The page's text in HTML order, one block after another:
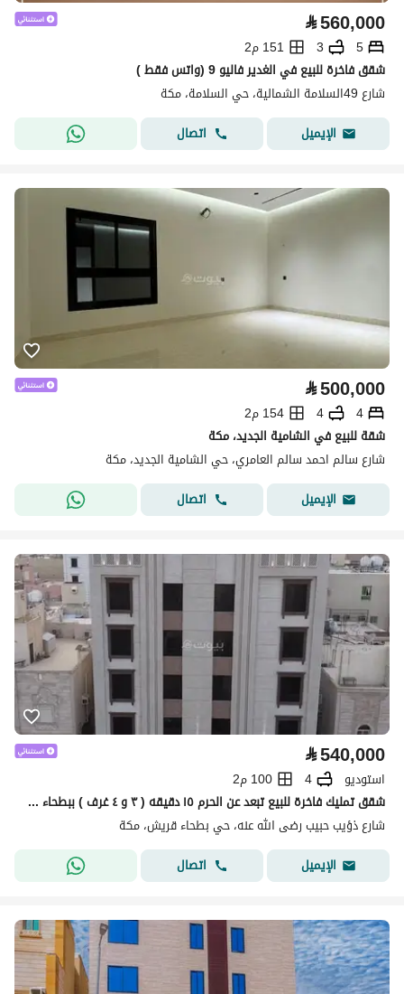
⃁560,000
5
3
151 م2
شقق فاخرة للبيع في الغدير فاليو 9 (واتس فقط )
شارع 49السلامة الشمالية، حي السلامة، مكة
الإيميل
اتصال
⃁500,000
4
4
154 م2
شقة للبيع في الشامية الجديد، مكة
شارع سالم احمد سالم العامري، حي الشامية الجديد، مكة
الإيميل
اتصال
⃁540,000
استوديو 4
100 م2
شقق تمليك فاخرة للبيع تبعد عن الحرم ١٥ دقيقه ( ٣ و ٤ غرف ) ببطحاء قريش
شارع ذؤيب حبيب رضى الله عنه، حي بطحاء قريش، مكة
الإيميل
اتصال